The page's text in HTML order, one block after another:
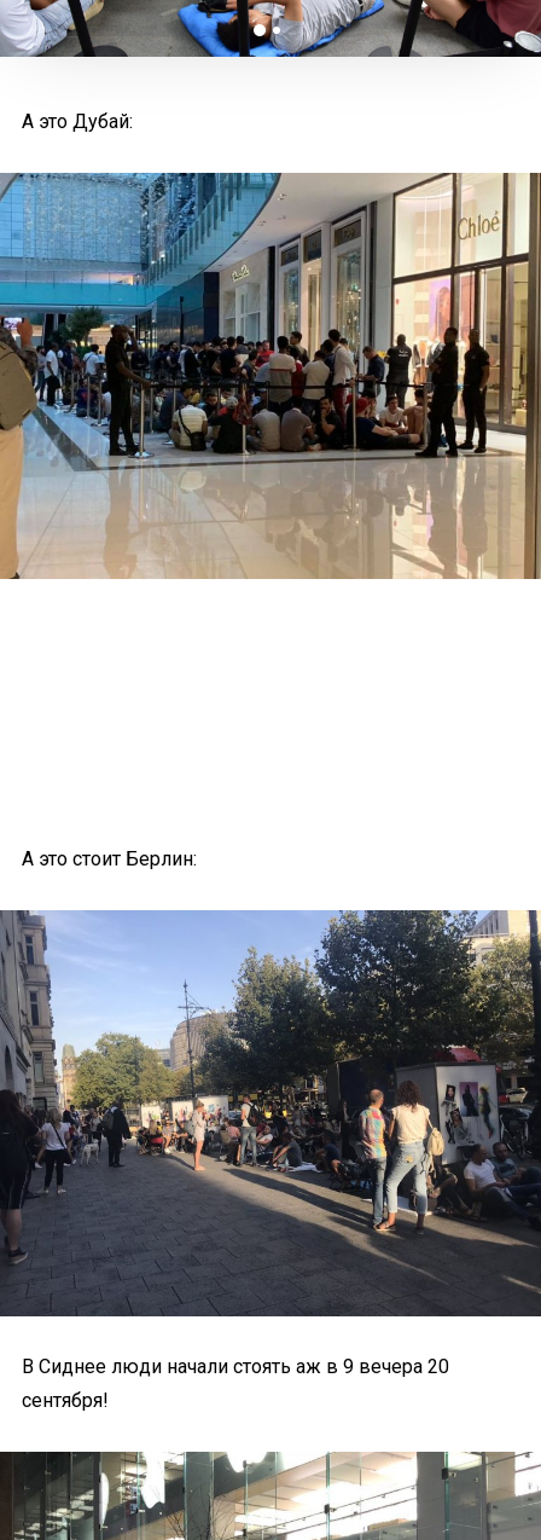
А это Дубай:
А это стоит Берлин:
В Сиднее люди начали стоять аж в 9 вечера 20
сентября!